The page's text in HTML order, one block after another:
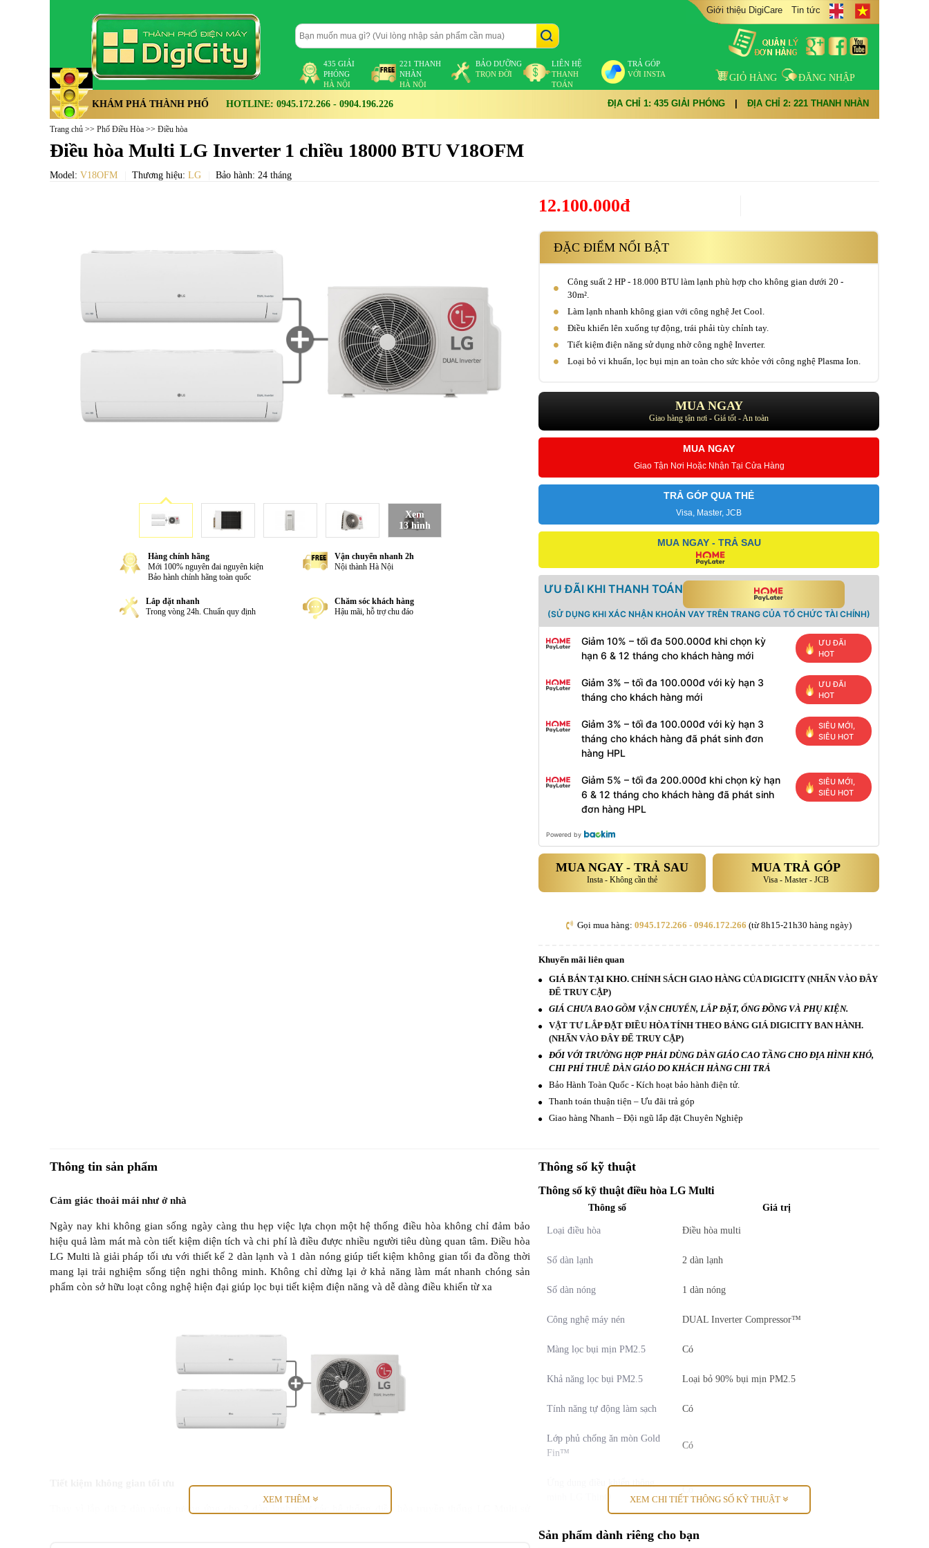
435 GIẢI
PHÓNG
HÀ NỘI
221 THANH
NHÀN
HÀ NỘI
BẢO DƯỠNG
TRỌN ĐỜI
LIÊN HỆ
THANH
TOÁN
TRẢ GÓP
VỚI INSTA
Giới thiệu DigiCare Tin tức
GIỎ HÀNG ĐĂNG NHẬP
KHÁM PHÁ THÀNH PHỐ HOTLINE: 0945.172.266 - 0904.196.226 ĐỊA CHỈ 1: 435 GIẢI PHÓNG ĐỊA CHỈ 2: 221 THANH NHÀN
Trang chủ >> Phố Điều Hòa >> Điều hòa
Điều hòa Multi LG Inverter 1 chiều 18000 BTU V18OFM
Model: V18OFM Thương hiệu: LG Bảo hành: 24 tháng
Xem
13 hình
Hàng chính hãng
Mới 100% nguyên đai nguyên kiện
Bảo hành chính hãng toàn quốc
Vận chuyển nhanh 2h
Nội thành Hà Nội
Lắp đặt nhanh
Trong vòng 24h. Chuẩn quy định
Chăm sóc khách hàng
Hậu mãi, hỗ trợ chu đáo
12.100.000đ
ĐẶC ĐIỂM NỔI BẬT
Công suất 2 HP - 18.000 BTU làm lạnh phù hợp cho không gian dưới 20 -
30m².
Làm lạnh nhanh không gian với công nghệ Jet Cool.
Điều khiển lên xuống tự động, trái phải tùy chỉnh tay.
Tiết kiệm điện năng sử dụng nhờ công nghệ Inverter.
Loại bỏ vi khuẩn, lọc bụi mịn an toàn cho sức khỏe với công nghệ Plasma Ion.
MUA NGAY
Giao hàng tận nơi - Giá tốt - An toàn
MUA NGAY
Giao Tận Nơi Hoặc Nhận Tại Cửa Hàng
TRẢ GÓP QUA THẺ
Visa, Master, JCB
MUA NGAY - TRẢ SAU
ƯU ĐÃI KHI THANH TOÁN
(SỬ DỤNG KHI XÁC NHẬN KHOẢN VAY TRÊN TRANG CỦA TỔ CHỨC TÀI CHÍNH)
Giảm 10% – tối đa 500.000đ khi chọn kỳ
hạn 6 & 12 tháng cho khách hàng mới
ƯU ĐÃI
HOT
Giảm 3% – tối đa 100.000đ với kỳ hạn 3
tháng cho khách hàng mới
ƯU ĐÃI
HOT
Giảm 3% – tối đa 100.000đ với kỳ hạn 3
tháng cho khách hàng đã phát sinh đơn
hàng HPL
SIÊU MỚI,
SIÊU HOT
Giảm 5% – tối đa 200.000đ khi chọn kỳ hạn
6 & 12 tháng cho khách hàng đã phát sinh
đơn hàng HPL
SIÊU MỚI,
SIÊU HOT
Powered by
MUA NGAY - TRẢ SAU
Insta - Không cần thẻ
MUA TRẢ GÓP
Visa - Master - JCB
Gọi mua hàng: 0945.172.266 - 0946.172.266 (từ 8h15-21h30 hàng ngày)
Khuyến mãi liên quan
GIÁ BÁN TẠI KHO. CHÍNH SÁCH GIAO HÀNG CỦA DIGICITY (NHẤN VÀO ĐÂY
ĐỂ TRUY CẬP)
GIÁ CHƯA BAO GỒM VẬN CHUYỂN, LẮP ĐẶT, ỐNG ĐỒNG VÀ PHỤ KIỆN.
VẬT TƯ LẮP ĐẶT ĐIỀU HÒA TÍNH THEO BẢNG GIÁ DIGICITY BAN HÀNH.
(NHẤN VÀO ĐÂY ĐỂ TRUY CẬP)
ĐỐI VỚI TRƯỜNG HỢP PHẢI DÙNG DÀN GIÁO CAO TẦNG CHO ĐỊA HÌNH KHÓ,
CHI PHÍ THUÊ DÀN GIÁO DO KHÁCH HÀNG CHI TRẢ
Bảo Hành Toàn Quốc - Kích hoạt bảo hành điện tử.
Thanh toán thuận tiện – Ưu đãi trả góp
Giao hàng Nhanh – Đội ngũ lắp đặt Chuyên Nghiệp
Thông tin sản phẩm
Cảm giác thoải mái như ở nhà
Ngày nay khi không gian sống ngày càng thu hẹp việc lựa chọn một hệ thống điều hòa không chỉ đảm bảo
hiệu quả làm mát mà còn tiết kiệm diện tích và chi phí là điều được nhiều người tiêu dùng quan tâm. Điều hòa
LG Multi là giải pháp tối ưu với thiết kế 2 dàn lạnh và 1 dàn nóng giúp tiết kiệm không gian tối đa đồng thời
mang lại trải nghiệm sống tiện nghi thông minh. Không chỉ dừng lại ở khả năng làm mát nhanh chóng sản
phẩm còn sở hữu loạt công nghệ hiện đại giúp lọc bụi tiết kiệm điện năng và dễ dàng điều khiển từ xa
Thay vì lắp đặt 2 dàn nóng tương ứng cho 2 dàn lạnh như các hệ thống điều hòa truyền thống LG Multi sử
XEM THÊM
Thông số kỹ thuật
Thông số kỹ thuật điều hòa LG Multi
Thông số Giá trị
Loại điều hòa Điều hòa multi
Số dàn lạnh 2 dàn lạnh
Số dàn nóng 1 dàn nóng
Công nghệ máy nén DUAL Inverter Compressor™
Màng lọc bụi mịn PM2.5 Có
Khả năng lọc bụi PM2.5 Loại bỏ 90% bụi mịn PM2.5
Tính năng tự động làm sạch Có
Lớp phủ chống ăn mòn Gold
Fin™
Có
Ứng dụng điều khiển thông
Có
nói
Có
XEM CHI TIẾT THÔNG SỐ KỸ THUẬT
Sản phẩm dành riêng cho bạn